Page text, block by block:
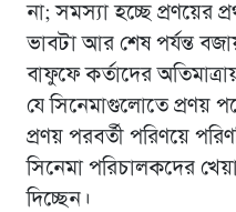
না; সমস্যা হচ্ছে প্রণয়ের
ভাবটা আর শেষ পর্যন্ত
বাফুফে কর্তাদের
যে সিনেমাগুলোতে প্রণয়
প্রণয় পরবর্তী পরিণয়ে
সিনেমা পরিচালকদের
দিচ্ছেন।